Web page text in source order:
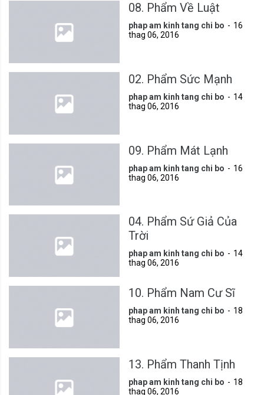
08. Phẩm Về Luật
phap am kinh tang chi bo
16
thag 06, 2016
02. Phẩm Sức Mạnh
phap am kinh tang chi bo
14
thag 06, 2016
09. Phẩm Mát Lạnh
phap am kinh tang chi bo
16
thag 06, 2016
04. Phẩm Sứ Giả Của
Trời
phap am kinh tang chi bo
14
thag 06, 2016
10. Phẩm Nam Cư Sĩ
phap am kinh tang chi bo
18
thag 06, 2016
13. Phẩm Thanh Tịnh
phap am kinh tang chi bo
18
thag 06, 2016